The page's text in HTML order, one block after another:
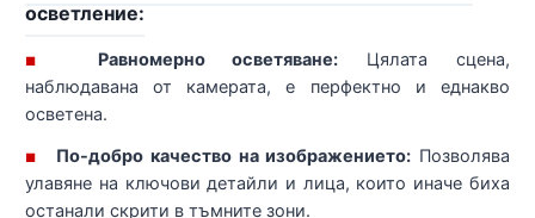
осветление:
■ Равномерно осветяване: Цялата сцена,
наблюдавана от камерата, е перфектно и еднакво
осветена.
■ По-добро качество на изображението: Позволява
улавяне на ключови детайли и лица, които иначе биха
останали скрити в тъмните зони.